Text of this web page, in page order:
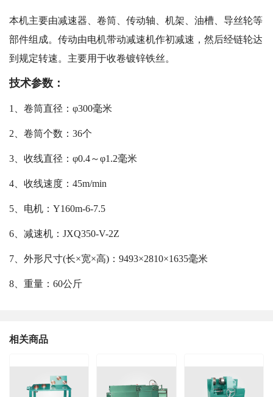
本机主要由减速器、卷筒、传动轴、机架、油槽、导丝轮等
部件组成。传动由电机带动减速机作初减速，然后经链轮达
到规定转速。主要用于收卷镀锌铁丝。
技术参数：
1、卷筒直径：φ300毫米
2、卷筒个数：36个
3、收线直径：φ0.4～φ1.2毫米
4、收线速度：45m/min
5、电机：Y160m-6-7.5
6、减速机：JXQ350-V-2Z
7、外形尺寸(长×宽×高)：9493×2810×1635毫米
8、重量：60公斤
相关商品